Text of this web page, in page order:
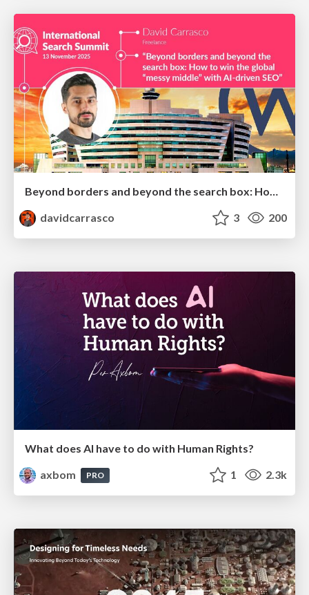
davidcarrasco
3 200
What does AI have to do with Human Rights?
axbom
PRO 1 2.3k